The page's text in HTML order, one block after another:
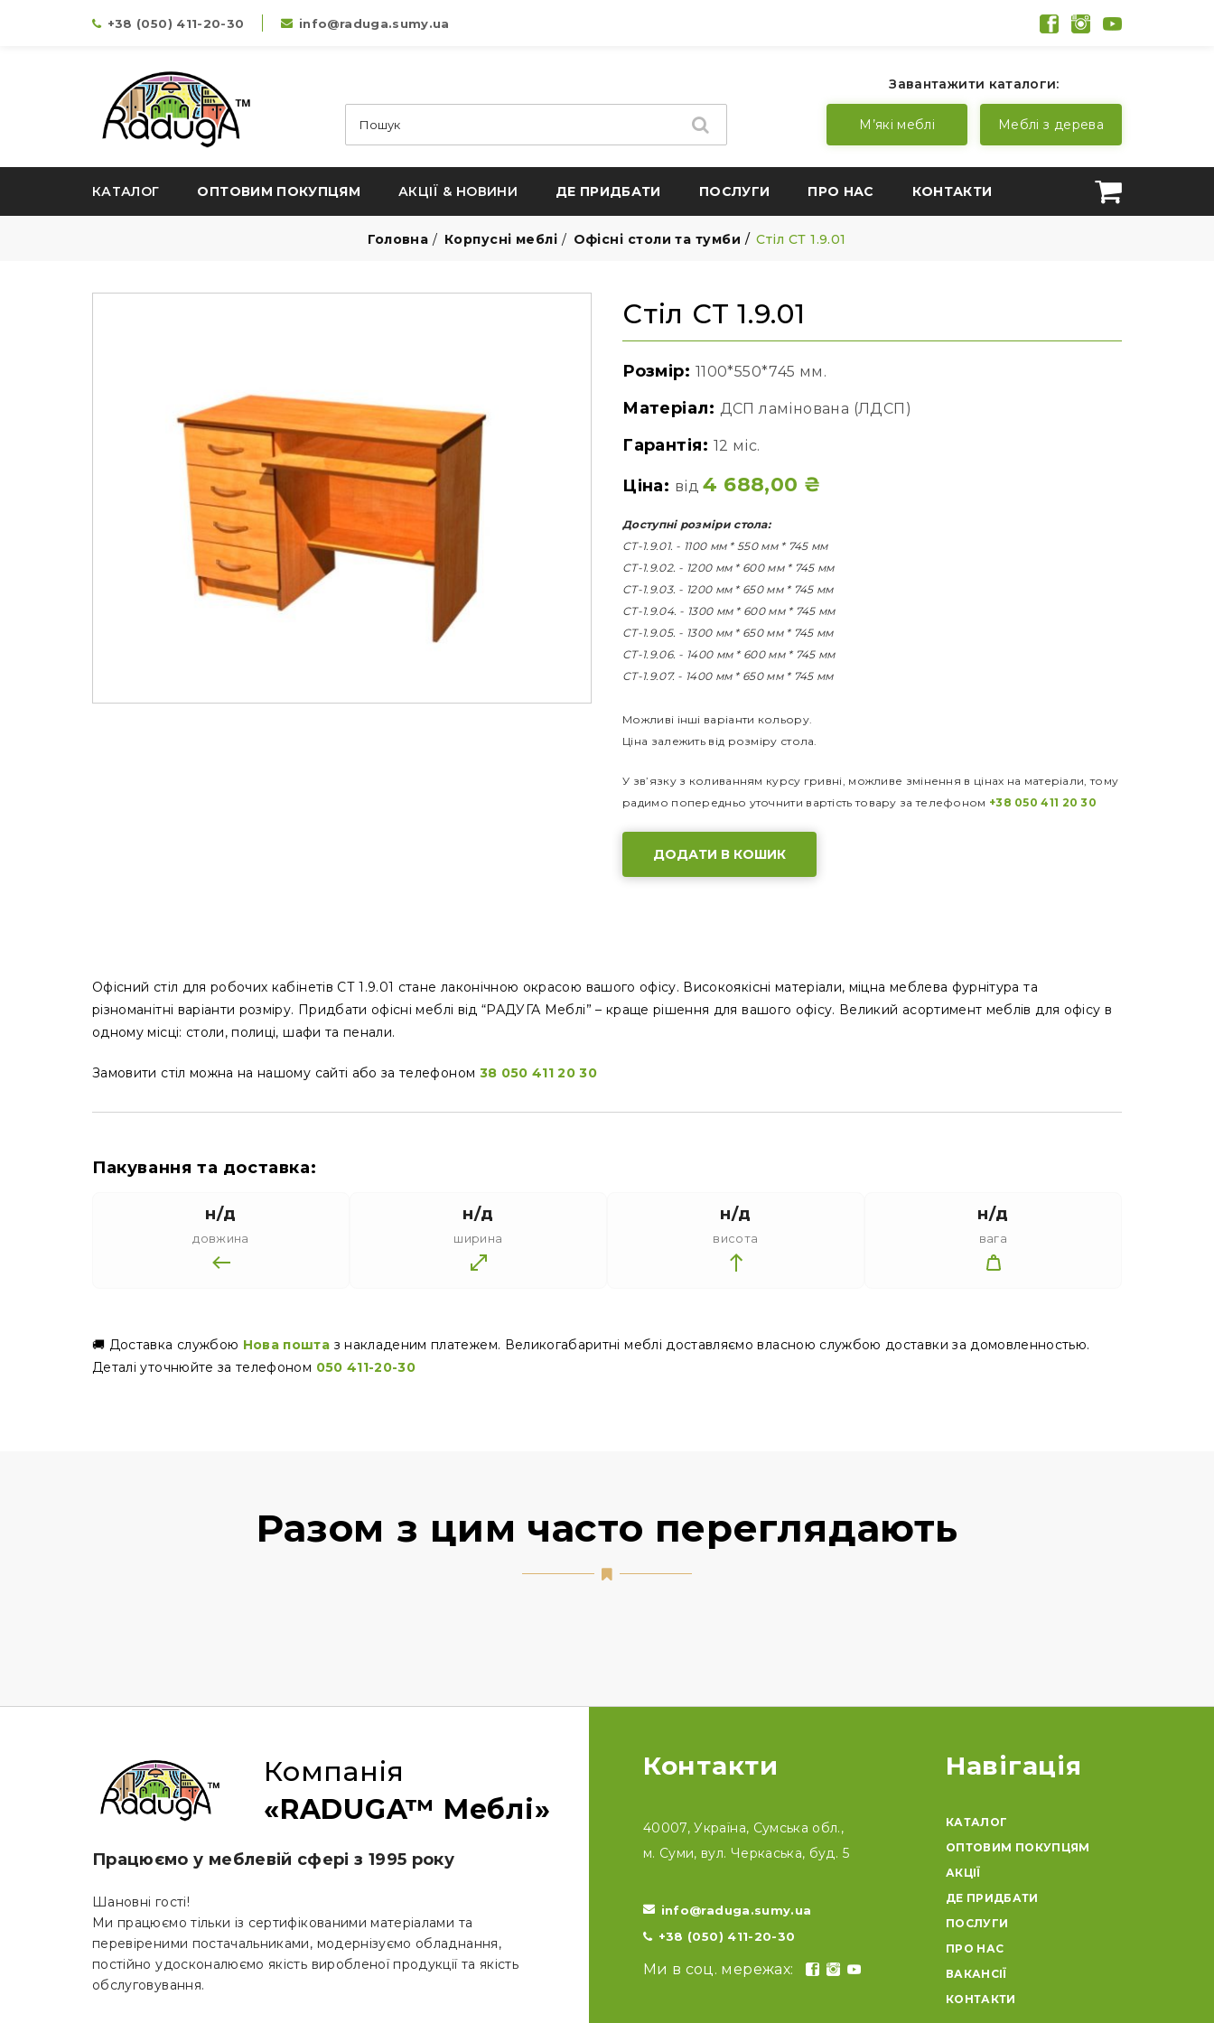
+38 (050) 411-20-30 info@raduga.sumy.ua
Завантажити каталоги:
М’які меблі Меблі з дерева
КАТАЛОГ ОПТОВИМ ПОКУПЦЯМ АКЦІЇ & НОВИНИ ДЕ ПРИДБАТИ ПОСЛУГИ ПРО НАС КОНТАКТИ
Головна Корпусні меблі Офісні столи та тумби Стіл СТ 1.9.01
Стіл СТ 1.9.01
Розмір: 1100*550*745 мм.
Матеріал: ДСП ламінована (ЛДСП)
Гарантія: 12 міс.
Ціна: від4 688,00 ₴
Доступні розміри стола:
СТ-1.9.01. - 1100 мм * 550 мм * 745 мм
СТ-1.9.02. - 1200 мм * 600 мм * 745 мм
СТ-1.9.03. - 1200 мм * 650 мм * 745 мм
СТ-1.9.04. - 1300 мм * 600 мм * 745 мм
СТ-1.9.05. - 1300 мм * 650 мм * 745 мм
СТ-1.9.06. - 1400 мм * 600 мм * 745 мм
СТ-1.9.07. - 1400 мм * 650 мм * 745 мм
Можливі інші варіанти кольору.
Ціна залежить від розміру стола.
У зв’язку з коливанням курсу гривні, можливе змінення в цінах на матеріали, тому
радимо попередньо уточнити вартість товару за телефоном +38 050 411 20 30
ДОДАТИ В КОШИК
Офісний стіл для робочих кабінетів СТ 1.9.01 стане лаконічною окрасою вашого офісу. Високоякісні матеріали, міцна меблева фурнітура та
різноманітні варіанти розміру. Придбати офісні меблі від “РАДУГА Меблі” – краще рішення для вашого офісу. Великий асортимент меблів для офісу в
одному місці: столи, полиці, шафи та пенали.
Замовити стіл можна на нашому сайті або за телефоном 38 050 411 20 30
Пакування та доставка:
н/д
довжина
н/д
ширина
н/д
висота
н/д
вага
🚚 Доставка службою Нова пошта з накладеним платежем. Великогабаритні меблі доставляємо власною службою доставки за домовленностью.
Деталі уточнюйте за телефоном 050 411-20-30
Разом з цим часто переглядають
Компанія
«RADUGA™ Меблі»
Працюємо у меблевій сфері з 1995 року
Шановні гості!
Ми працюємо тільки із сертифікованими матеріалами та
перевіреними постачальниками, модернізуємо обладнання,
постійно удосконалюємо якість виробленої продукції та якість
обслуговування.
Контакти
40007, Україна, Сумська обл.,
м. Суми, вул. Черкаська, буд. 5
info@raduga.sumy.ua
+38 (050) 411-20-30
Ми в соц. мережах:
Навігація
КАТАЛОГ
ОПТОВИМ ПОКУПЦЯМ
АКЦІЇ
ДЕ ПРИДБАТИ
ПОСЛУГИ
ПРО НАС
ВАКАНСІЇ
КОНТАКТИ